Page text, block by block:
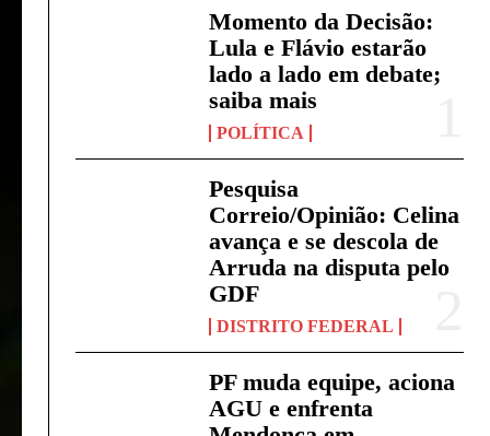
Momento da Decisão:
Lula e Flávio estarão
lado a lado em debate;
saiba mais
POLÍTICA
Pesquisa
Correio/Opinião: Celina
avança e se descola de
Arruda na disputa pelo
GDF
DISTRITO FEDERAL
PF muda equipe, aciona
AGU e enfrenta